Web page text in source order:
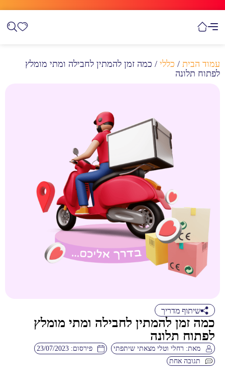
עמוד הבית / כללי / כמה זמן להמתין לחבילה ומתי מומלץ
לפתוח תלונה
שיתוף מדריך
כמה זמן להמתין לחבילה ומתי מומלץ
לפתוח תלונה
מאת: רחלי וטלי מצאתי שיתפתי פירסום: 23/07/2023
תגובה אחת